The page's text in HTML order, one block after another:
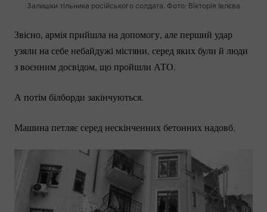
Залишки тільника російського солдата. Фото: Вікторія Івлєва
Звісно, армія прийшла на допомогу, але перший удар
узяли на себе небайдужі містяни, серед яких були й люди
з воєнним досвідом, що пройшли АТО.
А потім білборди закінчуються.
Машина петляє серед нескінченних бетонних надовб.